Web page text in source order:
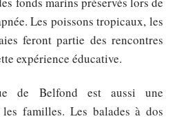
Les poissons tropicaux, les
feront partie des rencontres
expérience éducative.
de Belfond est aussi une
familles. Les balades à dos